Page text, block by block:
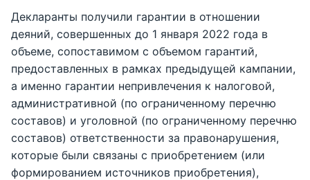
Декларанты получили гарантии в отношении
деяний, совершенных до 1 января 2022 года в
объеме, сопоставимом с объемом гарантий,
предоставленных в рамках предыдущей кампании,
а именно гарантии непривлечения к налоговой,
административной (по ограниченному перечню
составов) и уголовной (по ограниченному перечню
составов) ответственности за правонарушения,
которые были связаны с приобретением (или
формированием источников приобретения),